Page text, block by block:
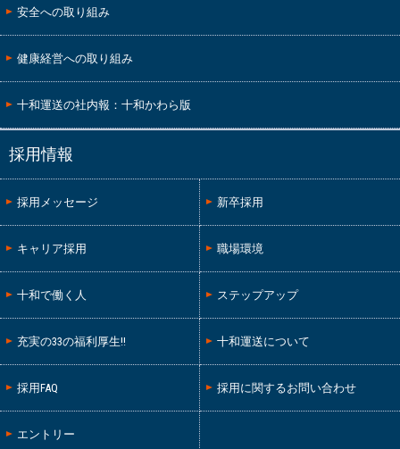
安全への取り組み
健康経営への取り組み
十和運送の社内報：十和かわら版
採用情報
採用メッセージ 新卒採用
キャリア採用 職場環境
十和で働く人 ステップアップ
充実の33の福利厚生!! 十和運送について
採用FAQ 採用に関するお問い合わせ
エントリー